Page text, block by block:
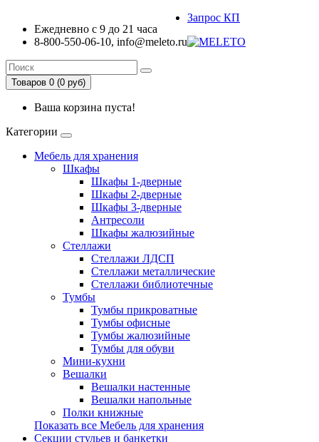
Ежедневно с 9 до 21 часа
8-800-550-06-10, info@meleto.ru
Запрос КП
Товаров 0 (0 pуб)
Ваша корзина пуста!
Категории
Мебель для хранения
Шкафы
Шкафы 1-дверные
Шкафы 2-дверные
Шкафы 3-дверные
Антресоли
Шкафы жалюзийные
Стеллажи
Стеллажи ЛДСП
Стеллажи металлические
Стеллажи библиотечные
Тумбы
Тумбы прикроватные
Тумбы офисные
Тумбы жалюзийные
Тумбы для обуви
Мини-кухни
Вешалки
Вешалки настенные
Вешалки напольные
Полки книжные
Показать все Мебель для хранения
Секции стульев и банкетки